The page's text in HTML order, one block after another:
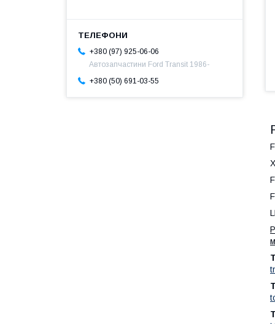
+380 (97) 925-06-06
Автозапчастини Ford Transit 1986-
+380 (50) 691-03-55